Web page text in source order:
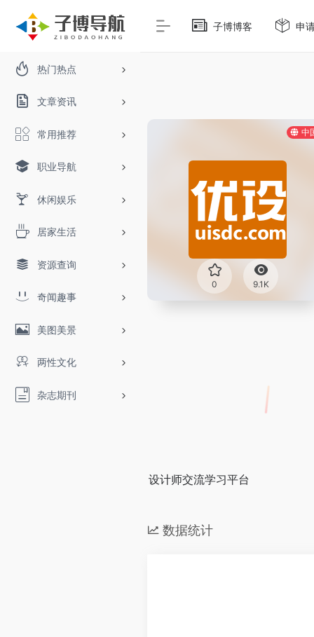
热门热点
文章资讯
常用推荐
职业导航
休闲娱乐
居家生活
资源查询
奇闻趣事
美图美景
两性文化
杂志期刊
子博博客 申
中
0 9.1K
设计师交流学习平台
数据统计